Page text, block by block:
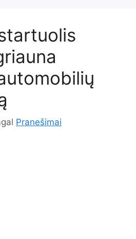
Pranešimai